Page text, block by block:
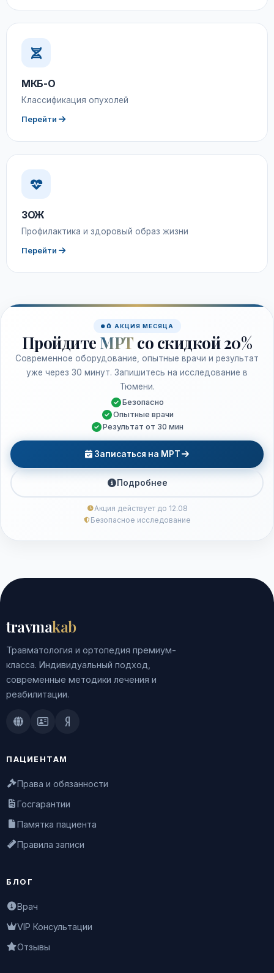
МКБ-О
Классификация опухолей
Перейти
ЗОЖ
Профилактика и здоровый образ жизни
Перейти
🧲 АКЦИЯ МЕСЯЦА
Пройдите МРТ со скидкой 20%
Современное оборудование, опытные врачи и результат
уже через 30 минут. Запишитесь на исследование в
Тюмени.
Безопасно
Опытные врачи
Результат от 30 мин
Записаться на МРТ
Подробнее
Акция действует до 12.08
Безопасное исследование
travmakab
Травматология и ортопедия премиум-
класса. Индивидуальный подход,
современные методики лечения и
реабилитации.
Doctu.ruПроДокторов
Яндекс.Здоровье
ПАЦИЕНТАМ
Права и обязанности
Госгарантии
Памятка пациента
Правила записи
БЛОГ
Врач
VIP Консультации
Отзывы